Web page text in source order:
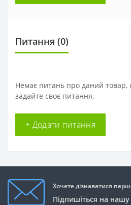
Питання (0)
Немає питань про даний товар,
задайте своє питання.
+ Додати питання
Хочете дізнаватися
Підпишіться на